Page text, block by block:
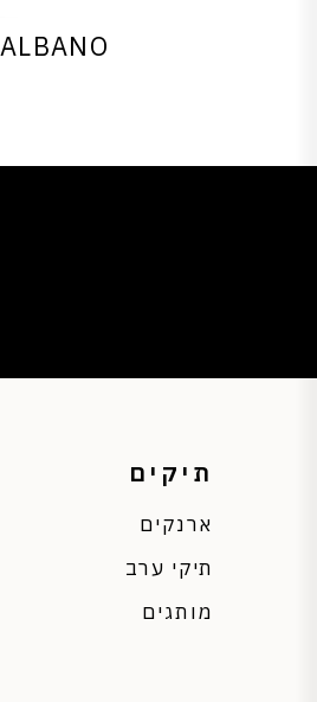
ALBANO
תיקים
ארנקים
תיקי ערב
מותגים